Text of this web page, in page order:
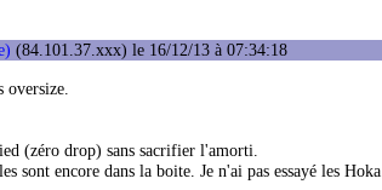
(84.101.37.xxx) le 16/12/13 à 07:34:18
oversize.
(zéro drop) sans sacrifier l'amorti.
encore dans la boite. Je n'ai pas essayé les Hoka.